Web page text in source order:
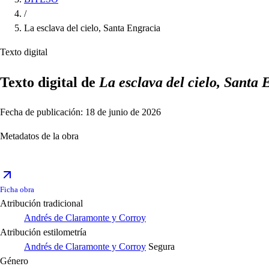
/
La esclava del cielo, Santa Engracia
Texto digital
Texto digital de La esclava del cielo, Santa
Fecha de publicación: 18 de junio de 2026
Metadatos de la obra
Ficha obra
Atribución tradicional
Andrés de Claramonte y Corroy
Atribución estilometría
Andrés de Claramonte y Corroy Segura
Género